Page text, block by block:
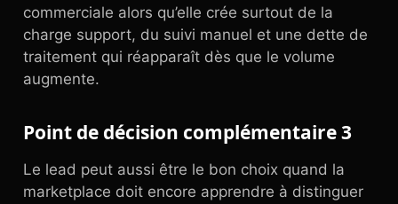
commerciale alors qu’elle crée surtout de la
charge support, du suivi manuel et une dette de
traitement qui réapparaît dès que le volume
augmente.
Point de décision complémentaire 3
Le lead peut aussi être le bon choix quand la
marketplace doit encore apprendre à distinguer